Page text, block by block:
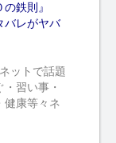
の鉄則』
バレがヤバ
ットで話題
習い事・
健康等々ネ